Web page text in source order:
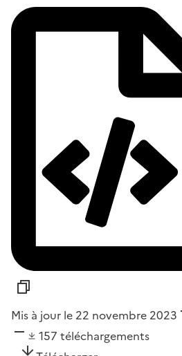
Mis à jour le 22 novembre 2023
157 téléchargements